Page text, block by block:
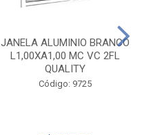
JANELA ALUMINIO BRANCO
L1,00XA1,00 MC VC 2FL
QUALITY
Código: 9725